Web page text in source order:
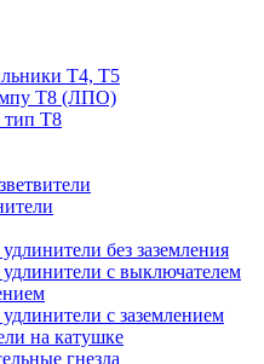
T4, T5
Т8 (ЛПО)
тип T8
без заземления
с выключателем
с заземлением
на катушке
гнезда